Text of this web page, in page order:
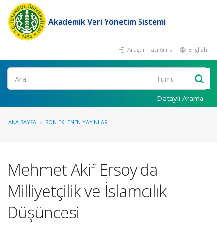
Akademik Veri Yönetim Sistemi
Araştırmacı Girişi English
Ara
Detaylı Arama
ANA SAYFA SON EKLENEN YAYINLAR
Mehmet Akif Ersoy'da
Milliyetçilik ve İslamcılık
Düşüncesi